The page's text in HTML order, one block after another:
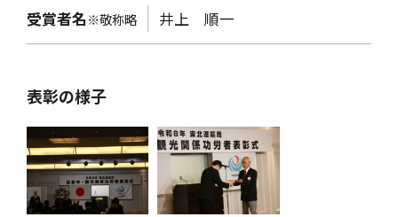
受賞者名※敬称略 井上 順一
表彰の様子